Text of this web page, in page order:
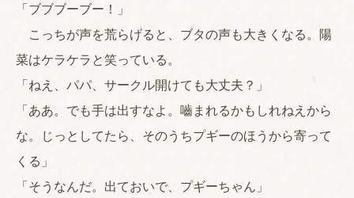
「ブブブーブー！」
こっちが声を荒らげると、ブタの声も大きくなる。陽
菜はケラケラと笑っている。
「ねえ、パパ、サークル開けても大丈夫？」
「ああ。でも手は出すなよ。嚙まれるかもしれねえから
な。じっとしてたら、そのうちプギーのほうから寄って
くる」
「そうなんだ。出ておいで、プギーちゃん」